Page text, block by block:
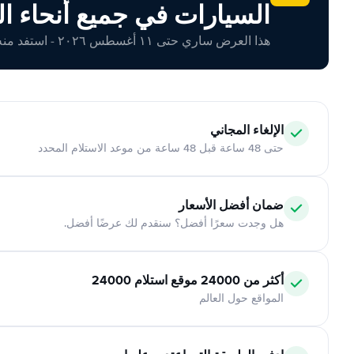
السيارات في جميع أنحاء
هذا العرض ساري حتى ١١ أغسطس ٢٠٢٦ - استفد منه اليوم!
الإلغاء المجاني
حتى 48 ساعة قبل 48 ساعة من موعد الاستلام المحدد
ضمان أفضل الأسعار
هل وجدت سعرًا أفضل؟ سنقدم لك عرضًا أفضل.
أكثر من 24000 موقع استلام 24000
المواقع حول العالم